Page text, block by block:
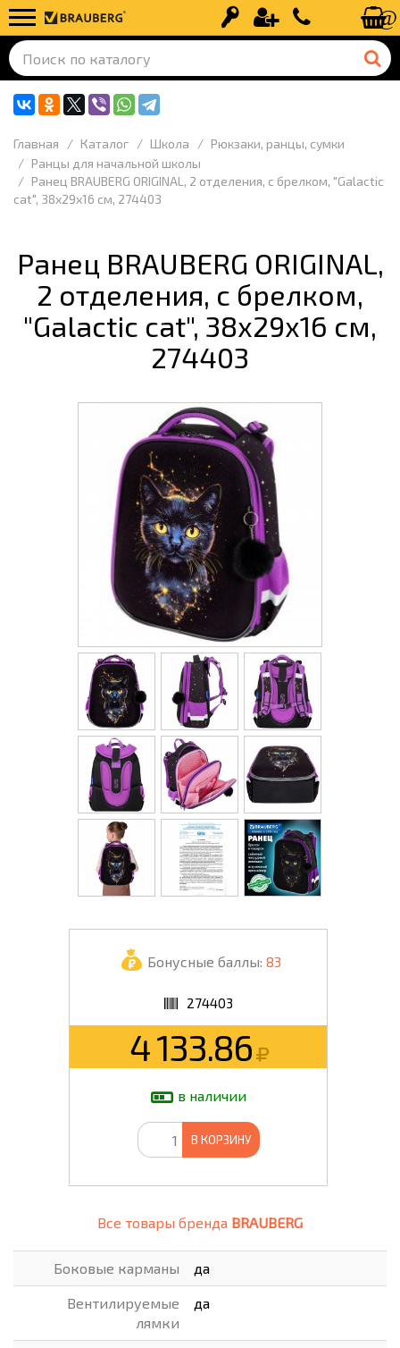
Вход Регистрация+7 (499) 110-
Главная Каталог Школа
Рюкзаки, ранцы, сумки
Ранцы для начальной школы
Ранец BRAUBERG ORIGINAL, 2 отделения, с брелком, "Galactic
cat", 38х29х16 см, 274403
Ранец BRAUBERG ORIGINAL,
2 отделения, с брелком,
"Galactic cat", 38х29х16 см,
274403
Бонусные баллы: 83
274403
4 133.86
в наличии
В КОРЗИНУ
Все товары бренда BRAUBERG
Боковые карманы да
Вентилируемые
лямки
да